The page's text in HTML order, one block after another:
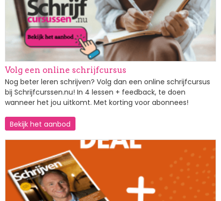
Volg een online schrijfcursus
Nog beter leren schrijven? Volg dan een online schrijfcursus
bij Schrijfcurssen.nu! In 4 lessen + feedback, te doen
wanneer het jou uitkomt. Met korting voor abonnees!
Bekijk het aanbod